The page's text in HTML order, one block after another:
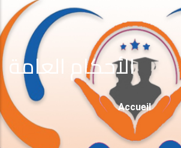
الأحكام العامة
Fil
D'Ariane
Accueil